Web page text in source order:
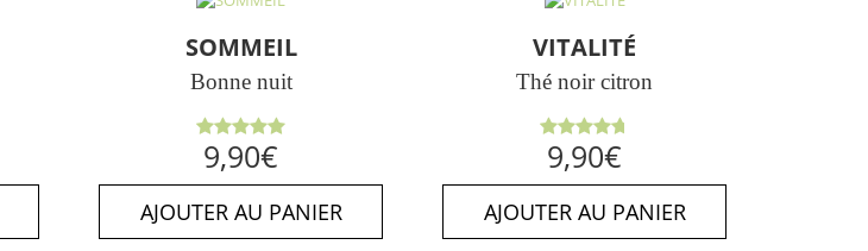
SOMMEIL
Bonne nuit
Note5.00
sur 5
9,90€
AJOUTER AU PANIER
VITALITÉ
Thé noir citron
Note
4.75sur
5
9,90€
AJOUTER AU PANIER